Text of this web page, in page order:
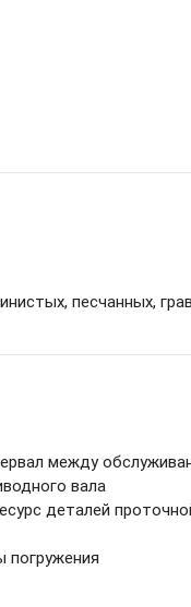
песчанных,
между
вала
деталей